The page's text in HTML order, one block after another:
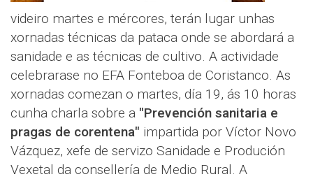
videiro martes e mércores, terán lugar unhas
xornadas técnicas da pataca onde se abordará a
sanidade e as técnicas de cultivo. A actividade
celebrarase no EFA Fonteboa de Coristanco. As
xornadas comezan o martes, día 19, ás 10 horas
cunha charla sobre a "Prevención sanitaria e
pragas de corentena" impartida por Víctor Novo
Vázquez, xefe de servizo Sanidade e Produción
Vexetal da consellería de Medio Rural. A